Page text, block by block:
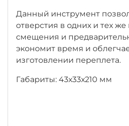
Данный инструмент
отверстия в одних и тех же
смещения и
экономит время и
изготовлении переплета.
Габариты: 43х33х210 мм